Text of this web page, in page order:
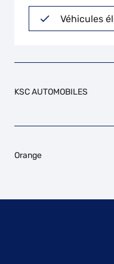
Véhicules
KSC AUTOMOBILES
Orange